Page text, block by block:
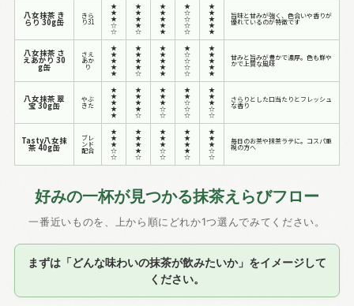
八女抹茶 き
らり 30g缶
きら
り31
★
★
★
☆
☆
★
★
★
★
☆
★
★
★
★
★
★
☆
☆
☆
☆
★
★
★
★
★
旨味と甘みが強く、色合いや香りが
優れているのが特徴です
八女抹茶 さ
えあかり 30
g缶
さえ
あか
り
★
★
★
★
★
★
★
★
★
☆
★
★
★
★
★
★
☆
☆
☆
☆
★
★
★
★
★
甘みと旨みが豊かで濃厚。色も鮮や
かで上質な風味
八女抹茶 翠
宝 30g缶
やぶ
きた
★
★
★
★
★
★
★
★
★
☆
★
★
★
☆
☆
★
★
☆
☆
☆
★
★
★
☆
☆
さらりとした口当たりとフレッシュ
な香り
Tasty八女抹
茶 40g缶
ブレ
ンド
配合
★
★
★
☆
☆
★
★
★
★
☆
★
★
★
☆
☆
★
★
★
★
☆
★
★
★
☆
☆
毎日のお茶や抹茶ラテに。コスパ重
視の方へ
好みの一杯が見つかる抹茶えらびフロー
一番近いものを、上から順にどれか1つ選んでみてください。
まずは「どんな味わいの抹茶が飲みたいか」をイメージして
ください。